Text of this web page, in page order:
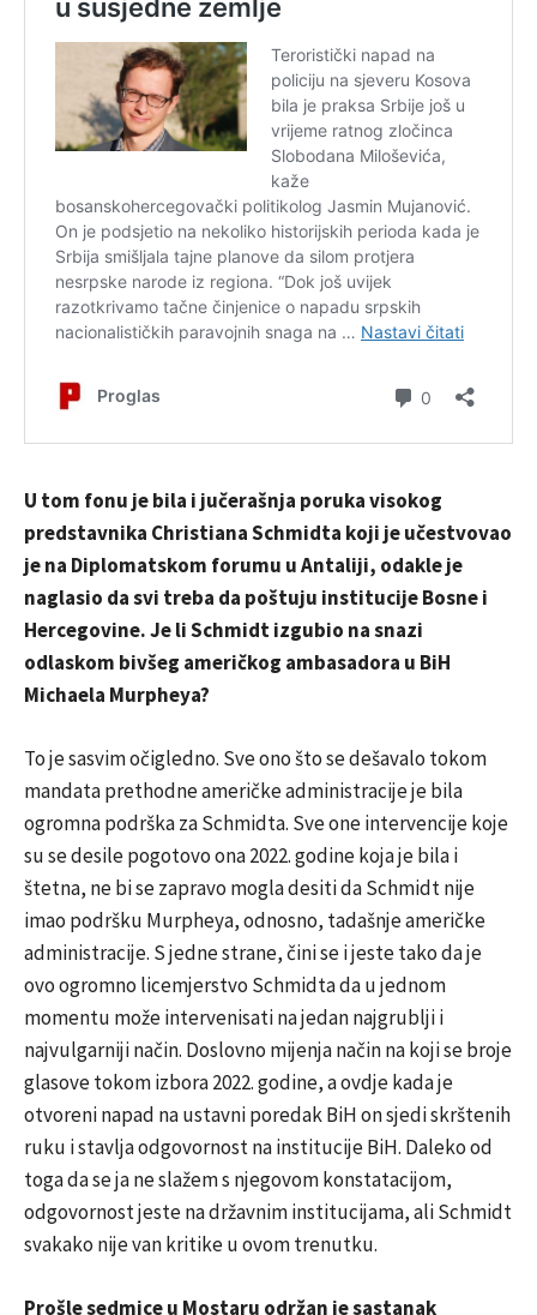
U tom fonu je bila i jučerašnja poruka visokog
predstavnika Christiana Schmidta koji je učestvovao
je na Diplomatskom forumu u Antaliji, odakle je
naglasio da svi treba da poštuju institucije Bosne i
Hercegovine. Je li Schmidt izgubio na snazi
odlaskom bivšeg američkog ambasadora u BiH
Michaela Murpheya?
To je sasvim očigledno. Sve ono što se dešavalo tokom
mandata prethodne američke administracije je bila
ogromna podrška za Schmidta. Sve one intervencije koje
su se desile pogotovo ona 2022. godine koja je bila i
štetna, ne bi se zapravo mogla desiti da Schmidt nije
imao podršku Murpheya, odnosno, tadašnje američke
administracije. S jedne strane, čini se i jeste tako da je
ovo ogromno licemjerstvo Schmidta da u jednom
momentu može intervenisati na jedan najgrublji i
najvulgarniji način. Doslovno mijenja način na koji se broje
glasove tokom izbora 2022. godine, a ovdje kada je
otvoreni napad na ustavni poredak BiH on sjedi skrštenih
ruku i stavlja odgovornost na institucije BiH. Daleko od
toga da se ja ne slažem s njegovom konstatacijom,
odgovornost jeste na državnim institucijama, ali Schmidt
svakako nije van kritike u ovom trenutku.
Prošle sedmice u Mostaru održan je sastanak